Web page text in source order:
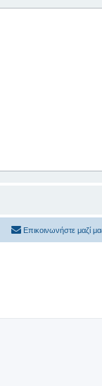
Επικοινωνήστε μαζί